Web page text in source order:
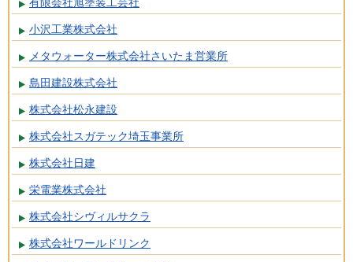
有限会社旭塗装工芸社
小沢工業株式会社
メタウォーター株式会社さいたま営業所
島田建設株式会社
株式会社松永建設
株式会社スガテック埼玉事業所
株式会社日建
栄電業株式会社
株式会社シヴィルサクラ
株式会社ワールドリンク